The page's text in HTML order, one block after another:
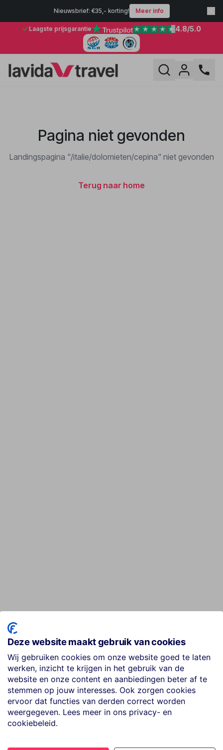
Nieuwsbrief: €35,- korting! Meer info
Laagste prijsgarantie 4.8/5.0
Pagina niet gevonden
Landingspagina "/italie/dolomieten/cepina" niet gevonden
Terug naar home
Deze website maakt gebruik van cookies
Wij gebruiken cookies om onze website goed te laten
werken, inzicht te krijgen in het gebruik van de
website en onze content en aanbiedingen beter af te
stemmen op jouw interesses. Ook zorgen cookies
ervoor dat functies van derden correct worden
weergegeven. Lees meer in ons privacy- en
cookiebeleid.